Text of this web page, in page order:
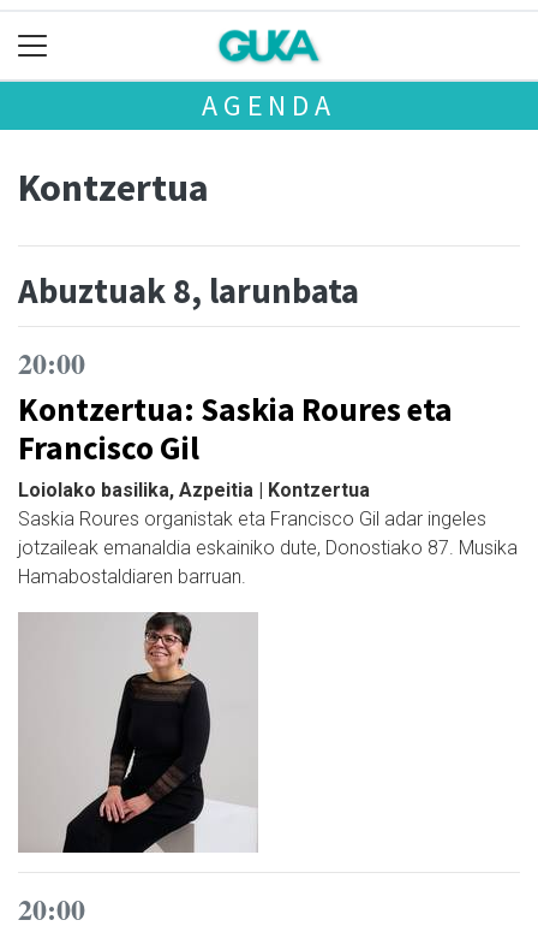
AGENDA
Kontzertua
Abuztuak 8, larunbata
20:00
Kontzertua: Saskia Roures eta
Francisco Gil
Loiolako basilika, Azpeitia | Kontzertua
Saskia Roures organistak eta Francisco Gil adar ingeles
jotzaileak emanaldia eskainiko dute, Donostiako 87. Musika
Hamabostaldiaren barruan.
20:00